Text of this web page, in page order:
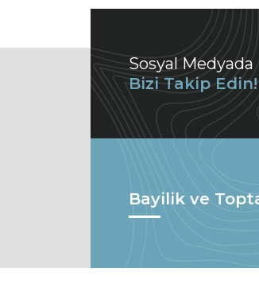
Sosyal Medyada
Bizi Takip Edin!
Bayilik ve